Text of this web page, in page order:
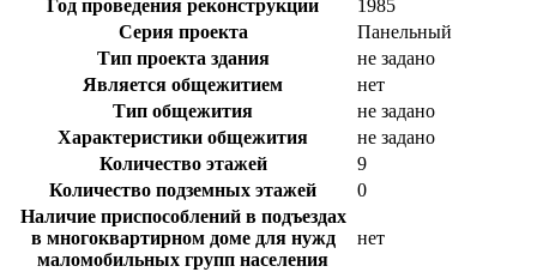
Год проведения реконструкции
1985
Серия проекта
Панельный
Тип проекта здания
не задано
Является общежитием
нет
Тип общежития
не задано
Характеристики общежития
не задано
Количество этажей
9
Количество подземных этажей
0
Наличие приспособлений в подъездах
в многоквартирном доме для нужд
маломобильных групп населения
нет